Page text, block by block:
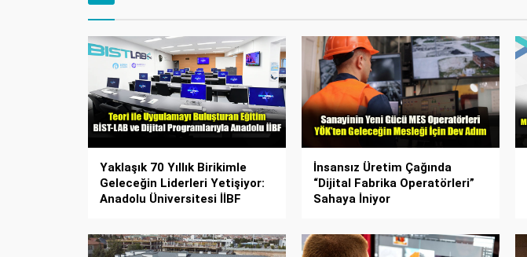
Yaklaşık 70 Yıllık Birikimle
Geleceğin Liderleri Yetişiyor:
Anadolu Üniversitesi İİBF
İnsansız Üretim Çağında
“Dijital Fabrika Operatörleri”
Sahaya İniyor